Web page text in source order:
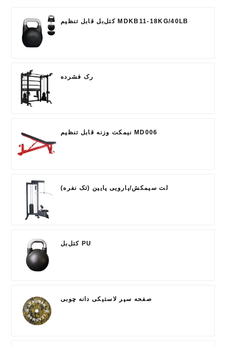
کتل‌بل قابل تنظیم MDKB11-18KG/40LB
رک فشرده
نیمکت وزنه قابل تنظیم MD006
لت سیمکش/پارویی پایین (تک نفره)
کتل‌بل PU
صفحه سپر لاستیکی دانه چوبی